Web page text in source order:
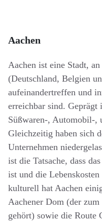
Aachen
Aachen ist eine Stadt,
(Deutschland, Belgien
aufeinandertreffen und
erreichbar sind.
Süßwaren-, Automobil-,
Gleichzeitig haben sich
Unternehmen
ist die Tatsache, dass
ist und die
kulturell hat Aachen
Aachener Dom (der
gehört) sowie die Route